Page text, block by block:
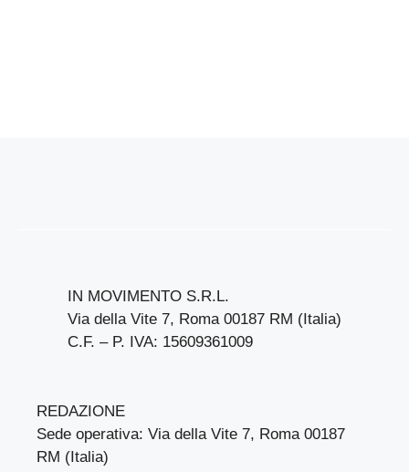
IN MOVIMENTO S.R.L.
Via della Vite 7, Roma 00187 RM (Italia)
C.F. – P. IVA: 15609361009
REDAZIONE
Sede operativa: Via della Vite 7, Roma 00187
RM (Italia)